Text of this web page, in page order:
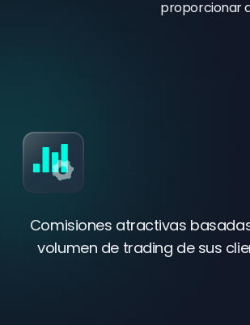
proporcionar
Comisiones atractivas
volumen de trading de sus